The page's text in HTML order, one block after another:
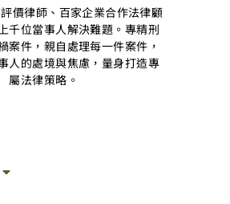
價律師、百家企業合作法律顧
千位當事人解決難題。專精刑
案件，親自處理每一件案件，
人的處境與焦慮，量身打造專
屬法律策略。